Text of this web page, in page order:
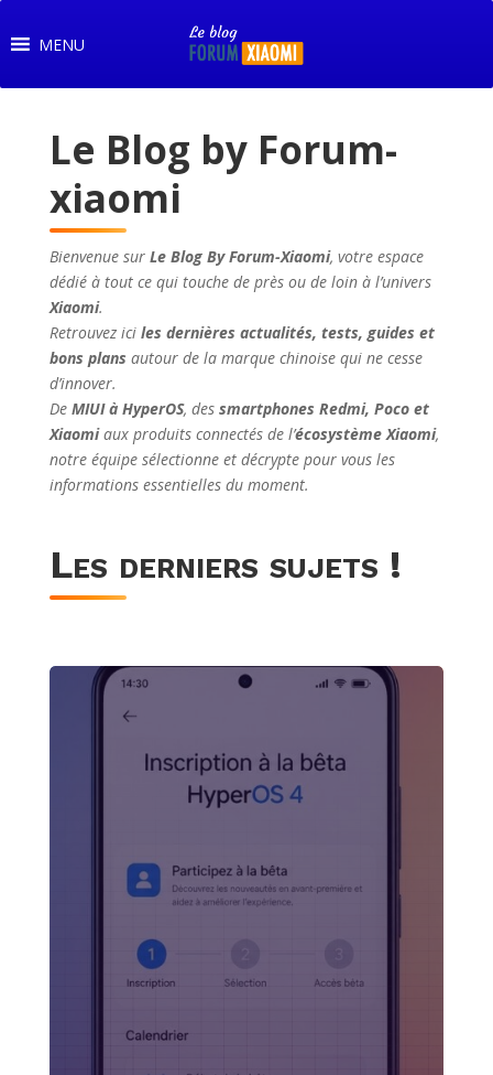
MENU
Le Blog by Forum-
xiaomi
Bienvenue sur Le Blog By Forum-Xiaomi, votre espace
dédié à tout ce qui touche de près ou de loin à l’univers
Xiaomi.
Retrouvez ici les dernières actualités, tests, guides et
bons plans autour de la marque chinoise qui ne cesse
d’innover.
De MIUI à HyperOS, des smartphones Redmi, Poco et
Xiaomiaux produits connectés de l’écosystème Xiaomi,
notre équipe sélectionne et décrypte pour vous les
informations essentielles du moment.
Les derniers sujets !